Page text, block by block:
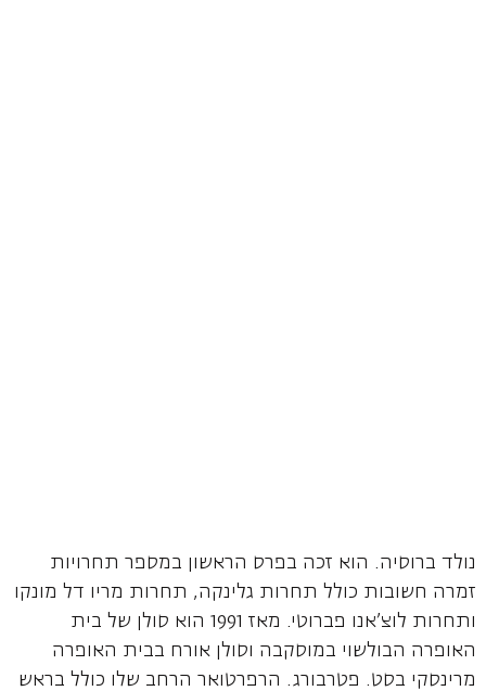
נולד ברוסיה. הוא זכה בפרס הראשון במספר תחרויות
זמרה חשובות כולל תחרות גלינקה, תחרות מריו דל מונקו
ותחרות לוצ'אנו פברוטי. מאז 1991 הוא סולן של בית
האופרה הבולשוי במוסקבה וסולן אורח בבית האופרה
מרינסקי בסט. פטרבורג. הרפרטואר הרחב שלו כולל בראש